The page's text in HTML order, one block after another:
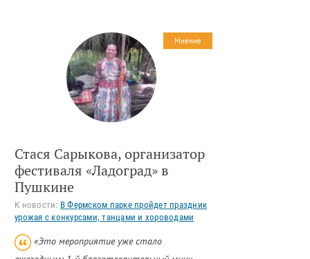
подросткам показали спектакль ART,
пользующийся заслуженной любовью
среди петербуржцев. Об этом
сообщает пресс-служба «Дирекции
театрально-зрелищных касс».
Мнение
Стася Сарыкова, организатор
фестиваля «Ладоград» в
Пушкине
К новости: В Фермском парке пройдет праздник
урожая с конкурсами, танцами и хороводами
«Это мероприятие уже стало